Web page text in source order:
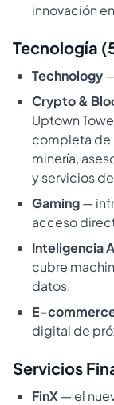
innovación
Tecnología
Technology
Crypto &
Uptown
completa de
minería,
y servicios
Gaming—
acceso
Inteligencia
cubre
datos.
E-
digital de
Servicios
FinX — el